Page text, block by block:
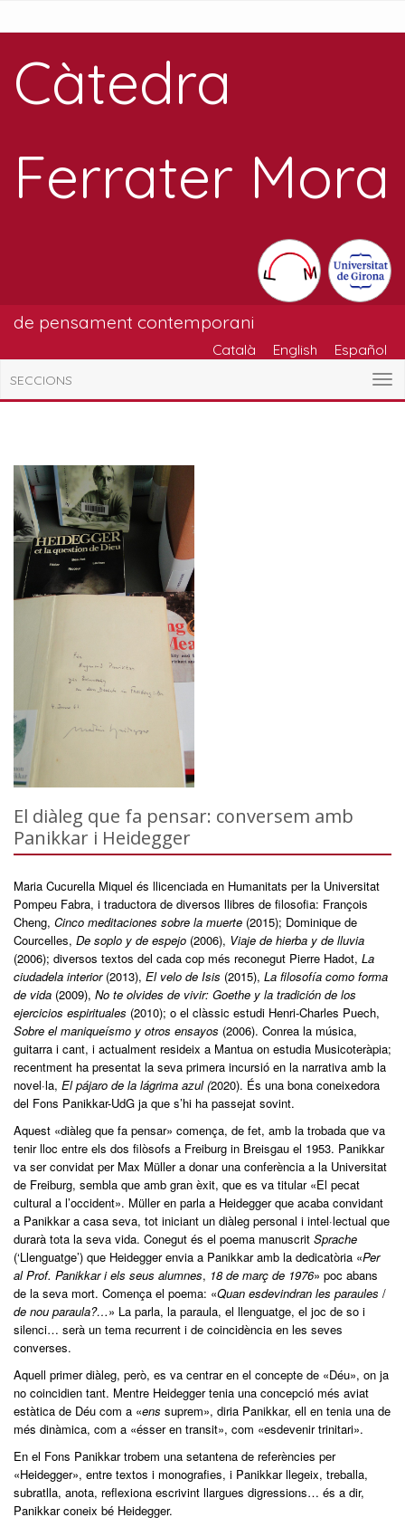
Càtedra
Ferrater Mora
de pensament contemporani
Català English Español
SECCIONS
El diàleg que fa pensar: conversem amb
Panikkar i Heidegger
Maria Cucurella Miquel és llicenciada en Humanitats per la Universitat
Pompeu Fabra, i traductora de diversos llibres de filosofia: François
Cheng, Cinco meditaciones sobre la muerte (2015); Dominique de
Courcelles, De soplo y de espejo (2006), Viaje de hierba y de lluvia
(2006); diversos textos del cada cop més reconegut Pierre Hadot, La
ciudadela interior(2013), El velo de Isis (2015), La filosofía como forma
de vida (2009), No te olvides de vivir: Goethe y la tradición de los
ejercicios espirituales (2010); o el clàssic estudi Henri-Charles Puech,
Sobre el maniqueísmo y otros ensayos (2006). Conrea la música,
guitarra i cant, i actualment resideix a Mantua on estudia Musicoteràpia;
recentment ha presentat la seva primera incursió en la narrativa amb la
novel·la, El pájaro de la lágrima azul (2020). És una bona coneixedora
del Fons Panikkar-UdG ja que s’hi ha passejat sovint.
Aquest «diàleg que fa pensar» comença, de fet, amb la trobada que va
tenir lloc entre els dos filòsofs a Freiburg in Breisgau el 1953. Panikkar
va ser convidat per Max Müller a donar una conferència a la Universitat
de Freiburg, sembla que amb gran èxit, que es va titular «El pecat
cultural a l’occident». Müller en parla a Heidegger que acaba convidant
a Panikkar a casa seva, tot iniciant un diàleg personal i intel·lectual que
durarà tota la seva vida. Conegut és el poema manuscrit Sprache
(‘Llenguatge’) que Heidegger envia a Panikkar amb la dedicatòria «Per
al Prof. Panikkar i els seus alumnes, 18 de març de 1976» poc abans
de la seva mort. Comença el poema: «Quan esdevindran les paraules /
de nou paraula?…» La parla, la paraula, el llenguatge, el joc de so i
silenci… serà un tema recurrent i de coincidència en les seves
converses.
Aquell primer diàleg, però, es va centrar en el concepte de «Déu», on ja
no coincidien tant. Mentre Heidegger tenia una concepció més aviat
estàtica de Déu com a «ens suprem», diria Panikkar, ell en tenia una de
més dinàmica, com a «ésser en transit», com «esdevenir trinitari».
En el Fons Panikkar trobem una setantena de referències per
«Heidegger», entre textos i monografies, i Panikkar llegeix, treballa,
subratlla, anota, reflexiona escrivint llargues digressions… és a dir,
Panikkar coneix bé Heidegger.